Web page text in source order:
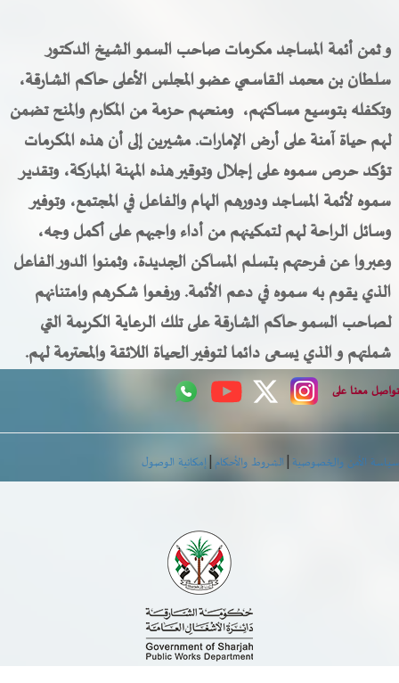
و ثمن أئمة المساجد مكرمات صاحب السمو الشيخ الدكتور
سلطان بن محمد القاسمي عضو المجلس الأعلى حاكم الشارقة،
وتكفله بتوسيع مساكنهم، ومنحهم حزمة من المكارم والمنح تضمن
لهم حياة آمنة على أرض الإمارات. مشيرين إلى أن هذه المكرمات
تؤكد حرص سموه على إجلال وتوقير هذه المهنة المباركة، وتقدير
سموه لأئمة المساجد ودورهم الهام والفاعل في المجتمع، وتوفير
وسائل الراحة لهم لتمكينهم من أداء واجبهم على أكمل وجه،
وعبروا عن فرحتهم بتسلم المساكن الجديدة، وثمنوا الدور الفاعل
الذي يقوم به سموه في دعم الأئمة. ورفعوا شكرهم وامتنانهم
لصاحب السمو حاكم الشارقة على تلك الرعاية الكريمة التي
شملتهم و الذي يسعى دائما لتوفير الحياة اللائقة والمحترمة لهم.
معنا على
الأمن والخصوصية| الشروط والأحكام| إمكانية الوصول